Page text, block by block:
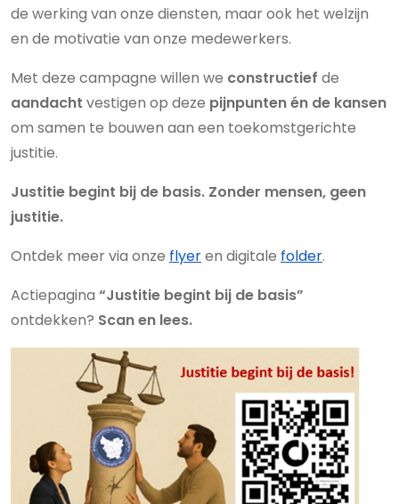
de werking van onze diensten, maar ook het welzijn
en de motivatie van onze medewerkers.
Met deze campagne willen we constructief de
aandacht vestigen op deze pijnpunten én de kansen
om samen te bouwen aan een toekomstgerichte
justitie.
Justitie begint bij de basis. Zonder mensen, geen
justitie.
Ontdek meer via onze flyeren digitale folder.
Actiepagina “Justitie begint bij de basis”
ontdekken? Scan en lees.